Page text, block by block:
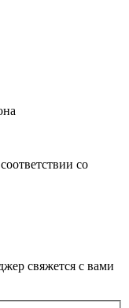
со
свяжется с вами